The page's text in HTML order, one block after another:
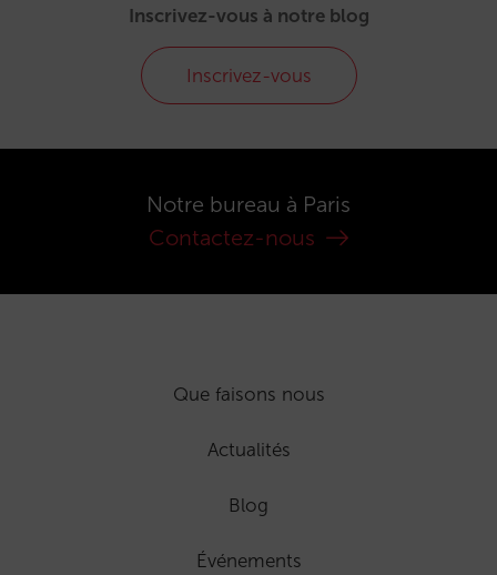
Inscrivez-vous à notre blog
Inscrivez-vous
Notre bureau à Paris
Contactez-nous
Que faisons nous
Actualités
Blog
Événements